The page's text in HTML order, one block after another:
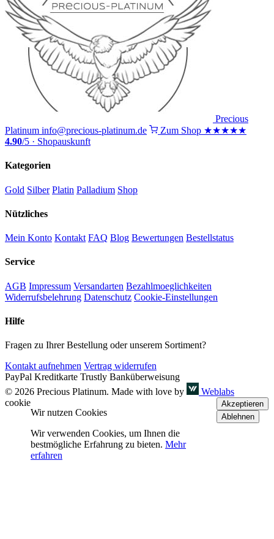
Precious
Platinum info@precious-platinum.de Zum Shop ★★★★★
4.90/5 · Shopauskunft
Kategorien
Gold Silber Platin Palladium Shop
Nützliches
Mein Konto Kontakt FAQ Blog Bewertungen Bestellstatus
Service
AGB Impressum Versandarten Bezahlmoeglichkeiten
Widerrufsbelehrung Datenschutz Cookie-Einstellungen
Hilfe
Fragen zu Ihrer Bestellung oder unserem Sortiment?
Kontakt aufnehmen Vertrag widerrufen
PayPal Kreditkarte Trustly Banküberweisung
© 2026 Precious Platinum. Made with love by
Weblabs
cookie
Wir nutzen Cookies
Wir verwenden Cookies, um Ihnen die
bestmögliche Erfahrung zu bieten. Mehr
erfahren
Akzeptieren
Ablehnen